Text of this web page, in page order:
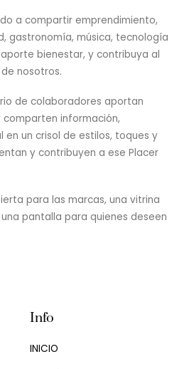
Top
a compartir emprendimiento,
gastronomía, música, tecnología
bienestar, y contribuya al
nosotros.
de colaboradores aportan
comparten información,
un crisol de estilos, toques y
y contribuyen a ese Placer
para las marcas, una vitrina
pantalla para quienes deseen
Info
INICIO